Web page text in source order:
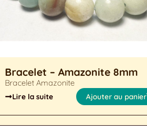
Bracelet – Amazonite 8mm
Bracelet Amazonite
Lire la suite Ajouter au panier